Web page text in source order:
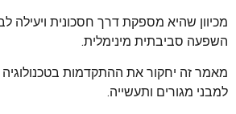
מכיוון שהיא מספקת דרך חסכונית ויעילה
השפעה סביבתית מינימלית.
מאמר זה יחקור את ההתקדמות בטכנולוגיה
למבני מגורים ותעשייה.